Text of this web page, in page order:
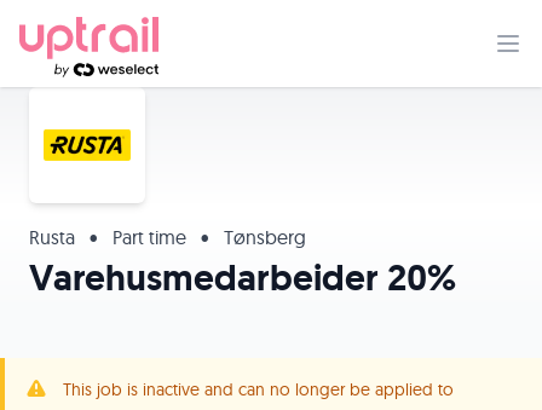
Rusta • Part time • Tønsberg
Varehusmedarbeider 20%
This job is inactive and can no longer be applied to